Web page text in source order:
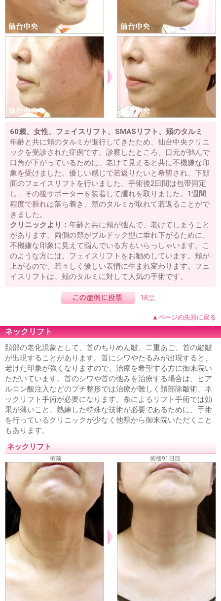
60歳、女性、フェイスリフト、SMASリフト、頬のタルミ
年齢と共に頬のタルミが進行してきたため、仙台中央クリニ
ックを受診された症例です。診察したところ、口元が弛んで
口角が下がっているために、老けて見えると共に不機嫌な印
象を受けました。優しい感じで若返りたいと希望され、下顔
面のフェイスリフトを行いました。手術後2日間は包帯固定
し、その後サポーターを装着して腫れを取りました。1週間
程度で腫れは落ち着き、頬のタルミが取れて若返ることがで
きました。
クリニックより： 年齢と共に頬が弛んで、老けてしまうこと
があります。両側の頬がブルドック型に垂れ下がるために、
不機嫌な印象に見えて悩んでいる方もいらっしゃいます。こ
のような方には、フェイスリフトをお勧めしています。頬が
上がるので、若々しく優しい表情に生まれ変わります。フェ
イスリフトは、頬のタルミに対して人気の手術です。
18票
▲ページの先頭に戻る
ネックリフト
頚部の老化現象として、首のちりめん皺、二重あご、首の縦皺
が出現することがあります。首にシワやたるみが出現すると、
老けた印象が強くなりますので、治療を希望する方に御来院い
ただいています。首のシワや首の弛みを治療する場合は、ヒア
ルロン酸注入などのプチ整形では治療が難しく頚部除皺術、ネ
ックリフト手術が必要になります。糸によるリフト手術では効
果が薄いこと、熟練した特殊な技術が必要であるために、手術
を行っているクリニックが少なく他県から御来院いただくこと
もあります。
ネックリフト
術前 術後91日目